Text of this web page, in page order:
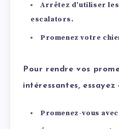
Arrêtez d’utiliser
escalators.
Promenez votre
Pour rendre vos
intéressantes, essayez
Promenez-vous